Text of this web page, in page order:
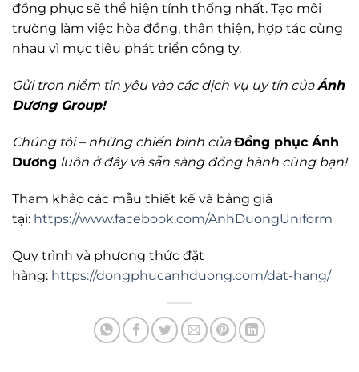
đồng phục sẽ thể hiện tính thống nhất. Tạo môi
trường làm việc hòa đồng, thân thiện, hợp tác cùng
nhau vì mục tiêu phát triển công ty.
Gửi trọn niềm tin yêu vào các dịch vụ uy tín củaÁnh
Dương Group!
Chúng tôi – những chiến binh củaĐồng phục Ánh
Dương luôn ở đây và sẵn sàng đồng hành cùng bạn!
Tham khảo các mẫu thiết kế và bảng giá
tại: https://www.facebook.com/AnhDuongUniform
Quy trình và phương thức đặt
hàng: https://dongphucanhduong.com/dat-hang/